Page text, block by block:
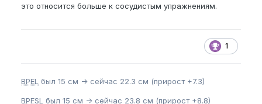
это относится больше к сосудистым упражнениям.
1
BPEL был 15 см -> сейчас 22.3 см (прирост +7.3)
BPFSL был 15 см -> сейчас 23.8 см (прирост +8.8)